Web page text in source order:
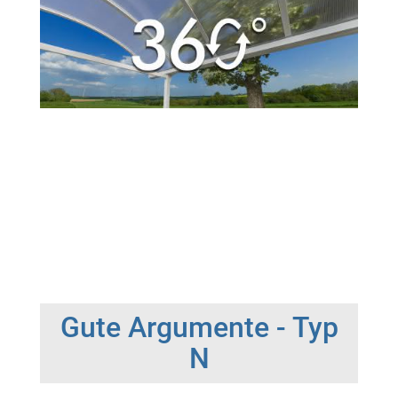
Gute Argumente - Typ
N